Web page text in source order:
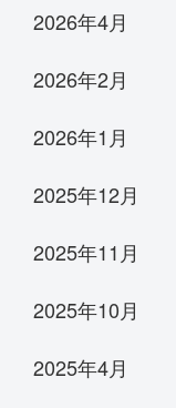
2026年4月
2026年2月
2026年1月
2025年12月
2025年11月
2025年10月
2025年4月